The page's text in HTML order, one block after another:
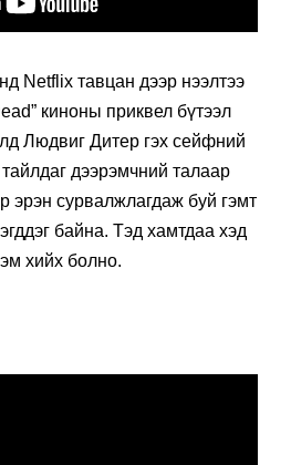
Netflix тавцан дээр нээлтээ
киноны приквел бүтээл
Людвиг Дитер гэх сейфний
дээрэмчний талаар
эрэн сурвалжлагдаж буй гэмт
байна. Тэд хамтдаа хэд
хийх болно.